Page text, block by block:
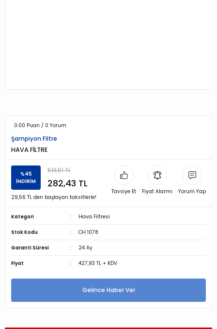
0.00 Puan / 0 Yorum
Şampiyon Filtre
HAVA FİLTRE
%45
İNDİRİM
513,51 TL
282,43 TL
29,56 TL den başlayan taksitlerle!
Tavsiye Et Fiyat Alarmı Yorum Yap
Kategori Hava Filtresi
Stok Kodu CH 1078
Garanti Süresi 24 Ay
Fiyat 427,93 TL + KDV
Gelince Haber Ver